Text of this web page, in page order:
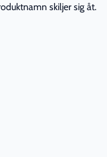
skiljer sig åt.